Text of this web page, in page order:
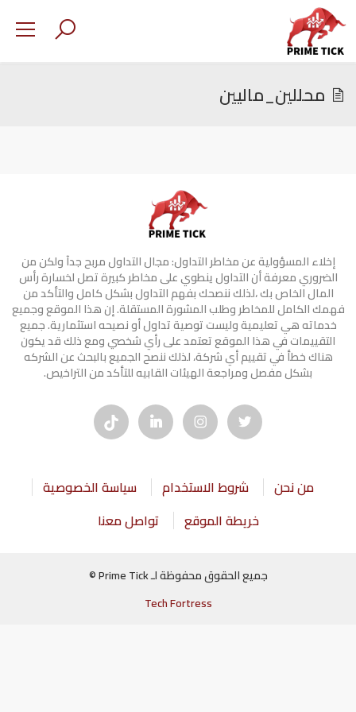
محللين_ماليين
إخلاء المسؤولية عن مخاطر التداول: مجال التداول مربح جدآ ولكن من
الضروري معرفة أن التداول ينطوي على مخاطر كبيرة تصل لخسارة رأس
المال الخاص بك ،لذلك ننصحك بفهم التداول بشكل كامل والتأكد من
فهمك الكامل للمخاطر وطلب المشورة المستقلة. إن هذا الموقع وجميع
خدماته هي تعليمية وليست توصية تداول أو نصيحه استثمارية. جميع
التقييمات في هذا الموقع تعتمد على رأي شخصي ومع ذلك قد يكون
هناك خطأ في تقييم أي شركة، لذلك ننصح الجميع بالبحث عن الشركه
بشكل مفصل ومراجعة الهيئات القابيه للتأكد من التراخيص.
من نحن شروط الاستخدام
سياسة الخصوصية
خريطة الموقع
تواصل معنا
جميع الحقوق محفوظة لـ Prime Tick ©
Tech Fortress